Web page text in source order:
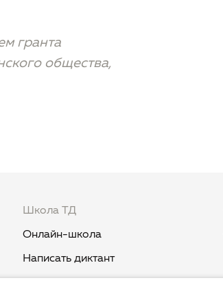
гранта
общества,
Школа ТД
Онлайн-школа
Написать диктант